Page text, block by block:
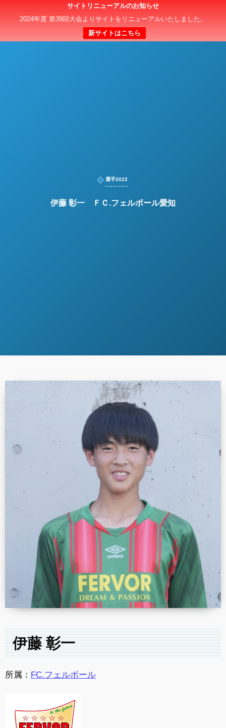
サイトリニューアルのお知らせ
2024年度 第39回大会よりサイトをリニューアルいたしました。
新サイトはこちら
日本クラブユースサッカー選手権（U-15）大会
選手2022
伊藤 彰一 ＦＣ.フェルボール愛知
伊藤 彰一
所属： FC.フェルボール